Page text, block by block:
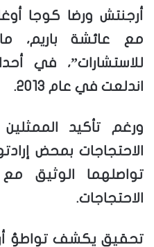
أرجنتش ورضا كوجا
مع عائشة باريم،
للاستشارات”، في
اندلعت في عام 2013.
ورغم تأكيد
الاحتجاجات بمحض
تواصلهما الوثيق
الاحتجاجات.
تحقيق يكشف تواطؤ